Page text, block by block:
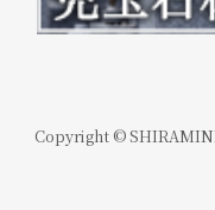
Copyright ©